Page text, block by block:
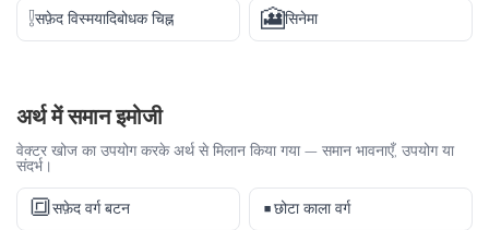
❕सफ़ेद विस्मयादिबोधक चिह्न 🎦सिनेमा
अर्थ में समान इमोजी
वेक्टर खोज का उपयोग करके अर्थ से मिलान किया गया — समान भावनाएँ, उपयोग या
संदर्भ।
🔳सफ़ेद वर्ग बटन ▪️छोटा काला वर्ग